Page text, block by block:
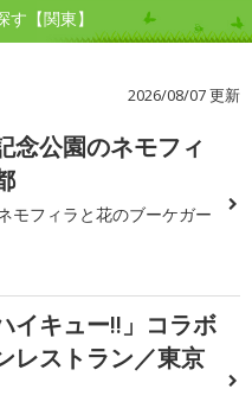
【関東】
2026/08/07 更新
念公園のネモフィ
モフィラと花のブーケガー
イキュー!!」コラボ
レストラン／東京